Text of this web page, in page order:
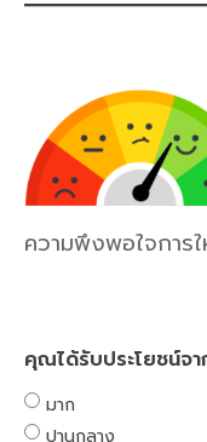
ความพึงพอใจการ
คุณได้รับประโยชน์จ
มาก
ปานกลาง